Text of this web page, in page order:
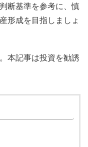
断基準を参考に、慎
形成を目指しましょ
本記事は投資を勧誘